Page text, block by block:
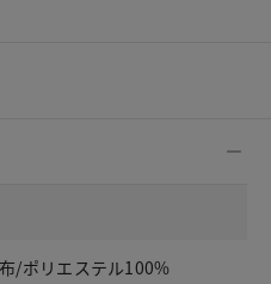
/ポリエステル100%